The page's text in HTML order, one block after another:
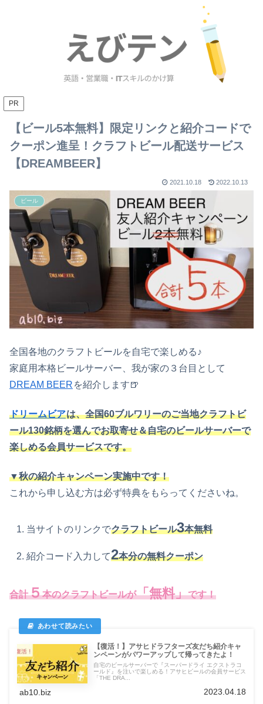
PR
【ビール5本無料】限定リンクと紹介コードで
クーポン進呈！クラフトビール配送サービス
【DREAMBEER】
2021.10.18 2022.10.13
ビール
全国各地のクラフトビールを自宅で楽しめる♪
家庭用本格ビールサーバー、我が家の３台目として
DREAM BEER を紹介します🍺
ドリームビアは、全国60ブルワリーのご当地クラフトビ
ール130銘柄を選んでお取寄せ＆自宅のビールサーバーで
楽しめる会員サービスです。
▼秋の紹介キャンペーン実施中です！
これから申し込む方は必ず特典をもらってくださいね。
当サイトのリンクでクラフトビール3本無料
紹介コード入力して2本分の無料クーポン
合計５本のクラフトビールが「無料」です！
【復活！】アサヒドラフターズ友だち紹介キャ
ンペーンがパワーアップして帰ってきたよ！
自宅のビールサーバーで『スーパードライ エクストラコ
ールド』を注いで楽しめる！アサヒビールの会員サービス
「THE DRA...
ab10.biz 2023.04.18